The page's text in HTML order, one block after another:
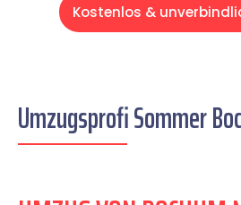
Kostenlos &
Umzugsprofi Sommer